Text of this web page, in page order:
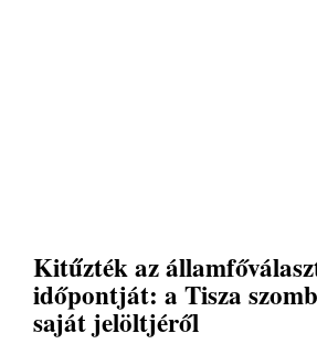
Kitűzték az
időpontját: a Tisza
saját jelöltjéről